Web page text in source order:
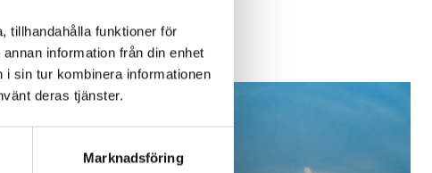
tillhandahålla funktioner för
information från din enhet
sin tur kombinera informationen
deras tjänster.
Marknadsföring